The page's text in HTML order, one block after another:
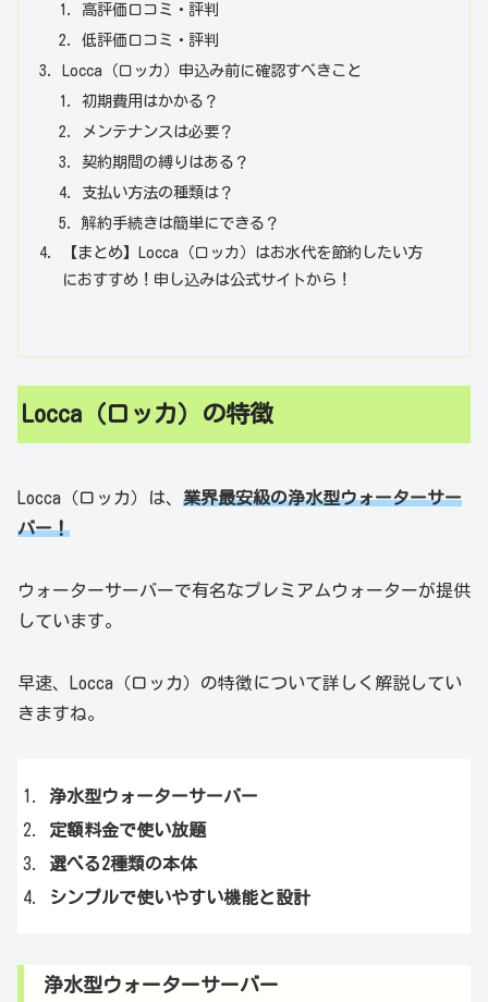
高評価口コミ・評判
低評価口コミ・評判
Locca（ロッカ）申込み前に確認すべきこと
初期費用はかかる？
メンテナンスは必要？
契約期間の縛りはある？
支払い方法の種類は？
解約手続きは簡単にできる？
【まとめ】Locca（ロッカ）はお水代を節約したい方
におすすめ！申し込みは公式サイトから！
Locca（ロッカ）の特徴
Locca（ロッカ）は、 業界最安級の浄水型ウォーターサー
バー！
ウォーターサーバーで有名なプレミアムウォーターが提供
しています。
早速、Locca（ロッカ）の特徴について詳しく解説してい
きますね。
浄水型ウォーターサーバー
定額料金で使い放題
選べる2種類の本体
シンプルで使いやすい機能と設計
浄水型ウォーターサーバー